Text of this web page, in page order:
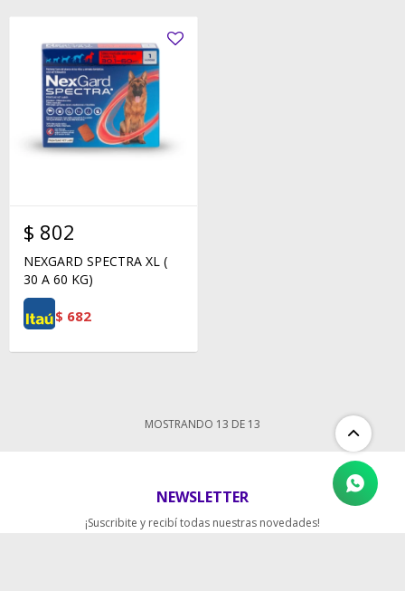
$ 802
NEXGARD SPECTRA XL (
30 A 60 KG)
$ 682
MOSTRANDO 13 DE 13
NEWSLETTER
¡Suscribite y recibí todas nuestras novedades!